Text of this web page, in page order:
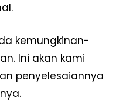
kemungkinan-
Ini akan kami
penyelesaiannya